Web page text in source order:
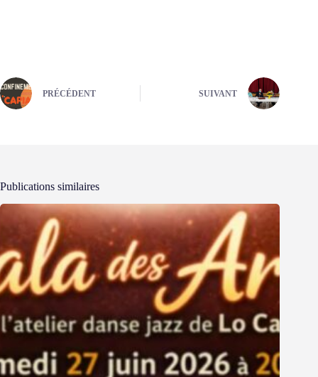
PRÉCÉDENT SUIVANT
Publications similaires